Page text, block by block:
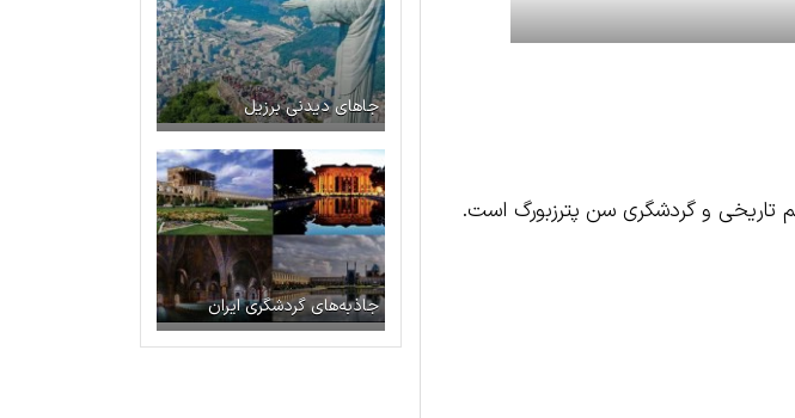
تاریخی و گردشگری سن پترزبورگ است.
جاهای دیدنی برزیل
جاذبه‌های گردشگری ایران